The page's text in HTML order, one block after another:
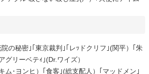
院の秘密｣｢東京裁判｣｢レｯドクリフ｣(関平）｢朱
グリーベテｨ｣(Dr.ワイズ）
ム･ヨンヒ）｢食客｣(総支配人）｢マッドメン｣